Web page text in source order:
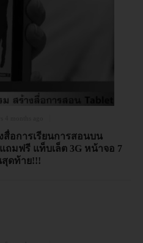
อการเรียนการสอนบน
ถมฟรี แท็บเล็ต 3G หน้าจอ 7
ดท้าย!!!